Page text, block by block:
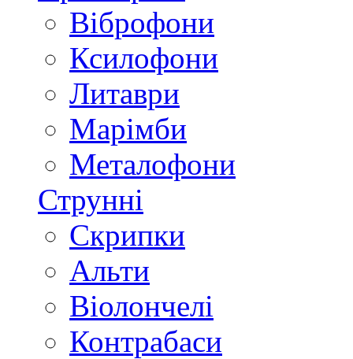
Віброфони
Ксилофони
Литаври
Марімби
Металофони
Струнні
Скрипки
Альти
Віолончелі
Контрабаси